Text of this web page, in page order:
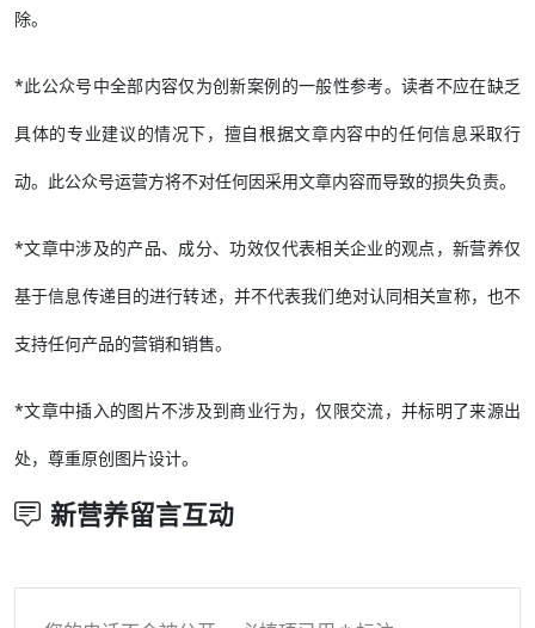
除。
*此公众号中全部内容仅为创新案例的一般性参考。读者不应在缺乏
具体的专业建议的情况下，擅自根据文章内容中的任何信息采取行
动。此公众号运营方将不对任何因采用文章内容而导致的损失负责。
*文章中涉及的产品、成分、功效仅代表相关企业的观点，新营养仅
基于信息传递目的进行转述，并不代表我们绝对认同相关宣称，也不
支持任何产品的营销和销售。
*文章中插入的图片不涉及到商业行为，仅限交流，并标明了来源出
处，尊重原创图片设计。
新营养留言互动